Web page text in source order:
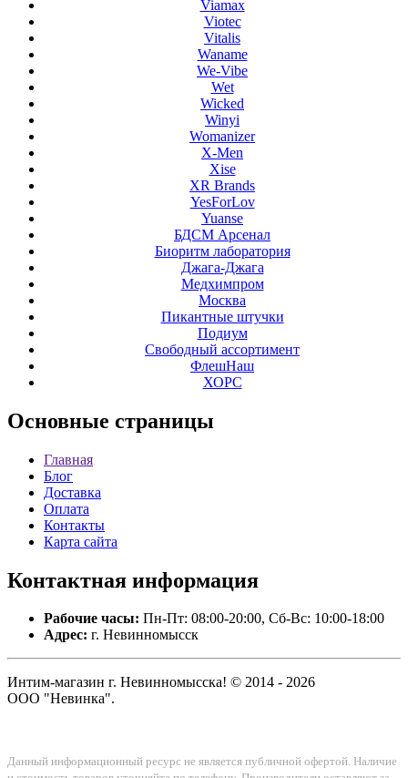
Viamax
Viotec
Vitalis
Waname
We-Vibe
Wet
Wicked
Winyi
Womanizer
X-Men
Xise
XR Brands
YesForLov
Yuanse
БДСМ Арсенал
Биоритм лаборатория
Джага-Джага
Медхимпром
Москва
Пикантные штучки
Подиум
Свободный ассортимент
ФлешНаш
ХОРС
Основные страницы
Главная
Блог
Доставка
Оплата
Контакты
Карта сайта
Контактная информация
Рабочие часы: Пн-Пт: 08:00-20:00, Сб-Вс: 10:00-18:00
Адрес: г. Невинномысск
Интим-магазин г. Невинномысска! © 2014 - 2026
ООО "Невинка".
Данный информационный ресурс не является публичной офертой. Наличие